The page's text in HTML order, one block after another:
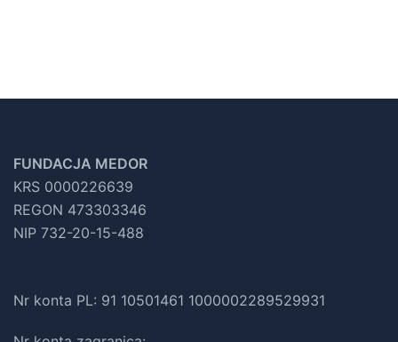
FUNDACJA MEDOR
KRS 0000226639
REGON 473303346
NIP 732-20-15-488
Nr konta PL: 91 10501461 1000002289529931